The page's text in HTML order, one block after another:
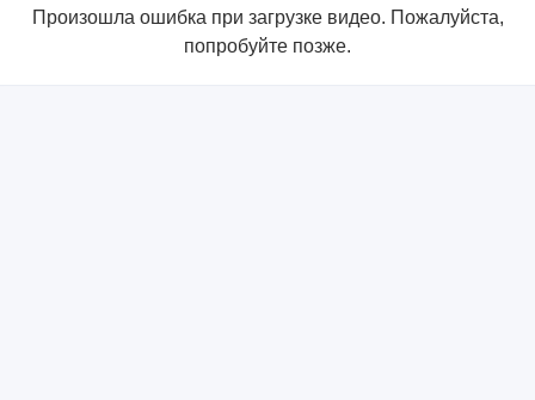
Произошла ошибка при загрузке видео. Пожалуйста,
попробуйте позже.